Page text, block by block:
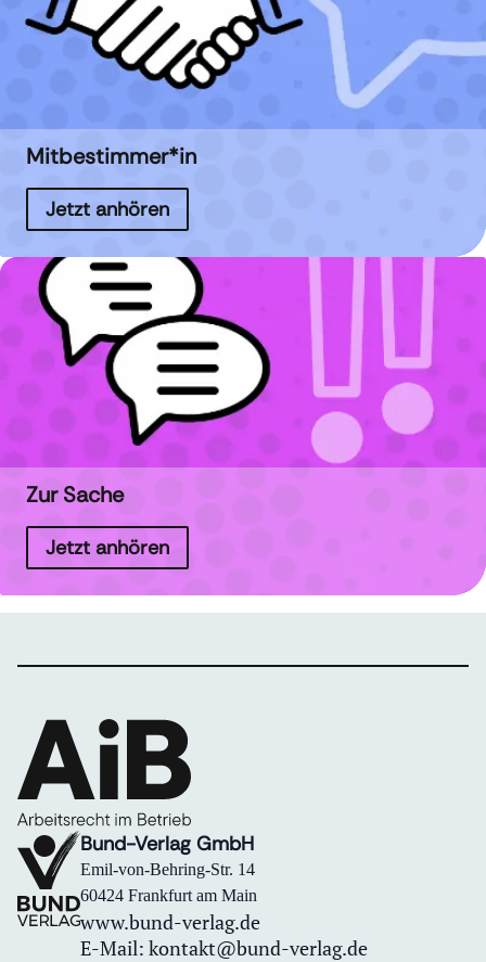
Mitbestimmer*in
Jetzt anhören
Zur Sache
Jetzt anhören
Bund-Verlag GmbH
Emil-von-Behring-Str. 14
60424 Frankfurt am Main
www.bund-verlag.de
E-Mail: kontakt@bund-verlag.de